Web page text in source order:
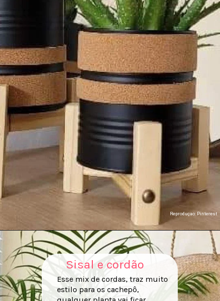
Reproduçao: Pinterest
Sisal e cordão
Esse mix de cordas, traz muito
estilo para os cachepô,